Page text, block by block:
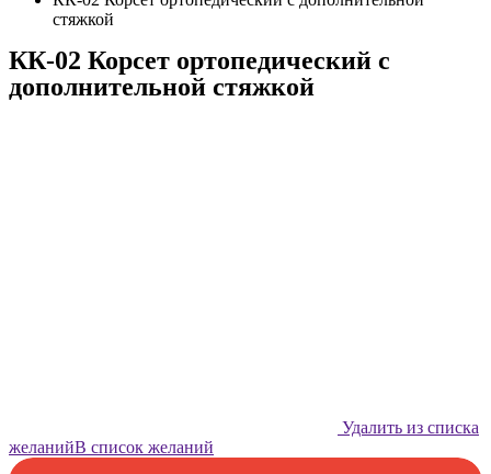
стяжкой
КК-02 Корсет ортопедический с
дополнительной стяжкой
Удалить из списка
желанийВ список желаний